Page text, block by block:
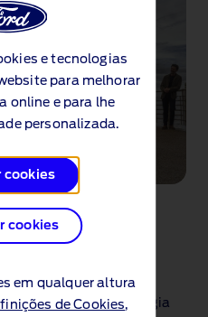
e tecnologias
para melhorar
online e para lhe
personalizada.
cookies
cookies
em qualquer altura
de Cookies,
entre um
plug‑in?
duas fontes de energia